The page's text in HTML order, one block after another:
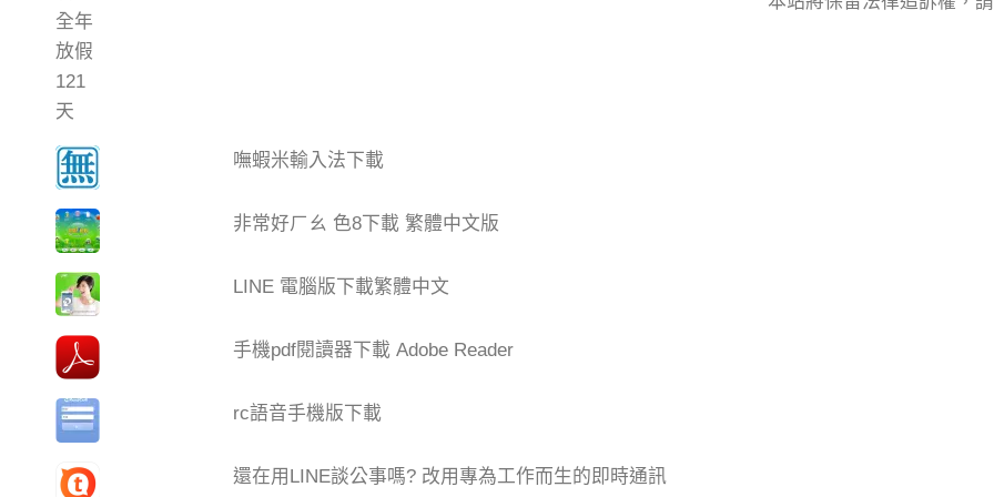
嘸蝦米輸入法下載
非常好ㄏㄠ 色8下載 繁體中文版
LINE 電腦版下載繁體中文
手機pdf閱讀器下載 Adobe Reader
rc語音手機版下載
還在用LINE談公事嗎? 改用專為工作而生的即時通訊